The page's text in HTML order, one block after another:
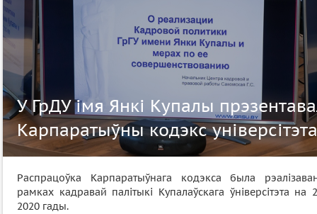
У ГрДУ імя Янкі Купалы
Карпаратыўны кодэкс універсітэта
Распрацоўка Карпаратыўнага кодэкса была
рамках кадравай палітыкі Купалаўскага ўніверсітэта на
2020 гады.